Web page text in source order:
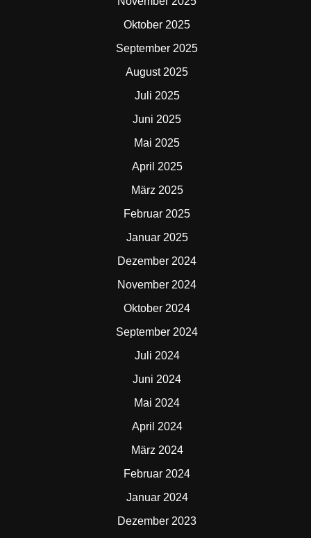
Oktober 2025
September 2025
August 2025
Juli 2025
Juni 2025
Mai 2025
April 2025
März 2025
Februar 2025
Januar 2025
Dezember 2024
November 2024
Oktober 2024
September 2024
Juli 2024
Juni 2024
Mai 2024
April 2024
März 2024
Februar 2024
Januar 2024
Dezember 2023